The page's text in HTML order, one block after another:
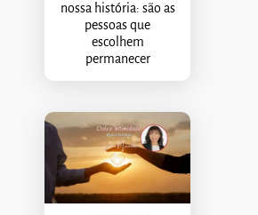
nossa história: são as
pessoas que
escolhem
permanecer